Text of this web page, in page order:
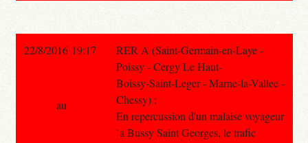
22/8/2016 19:17
RER A (Saint-Germain-en-Laye -
Poissy - Cergy Le Haut-
Boissy-Saint-Leger - Marne-la-Vallee -
Chessy) :
En repercussion d'un malaise voyageur
`a Bussy Saint Georges, le trafic
au